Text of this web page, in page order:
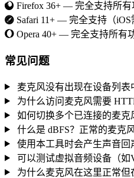
Firefox 36+ — 完全支持所有
Safari 11+ — 完全支持（iOS
Opera 40+ — 完全支持所有
常见问题
麦克风没有出现在设备列表
为什么访问麦克风需要
如何切换多个已连接的麦克
什么是 dBFS？正常的麦克
使用本工具时会产生声音回
可以测试虚拟音频设备（如
为什么麦克风在这里正常但